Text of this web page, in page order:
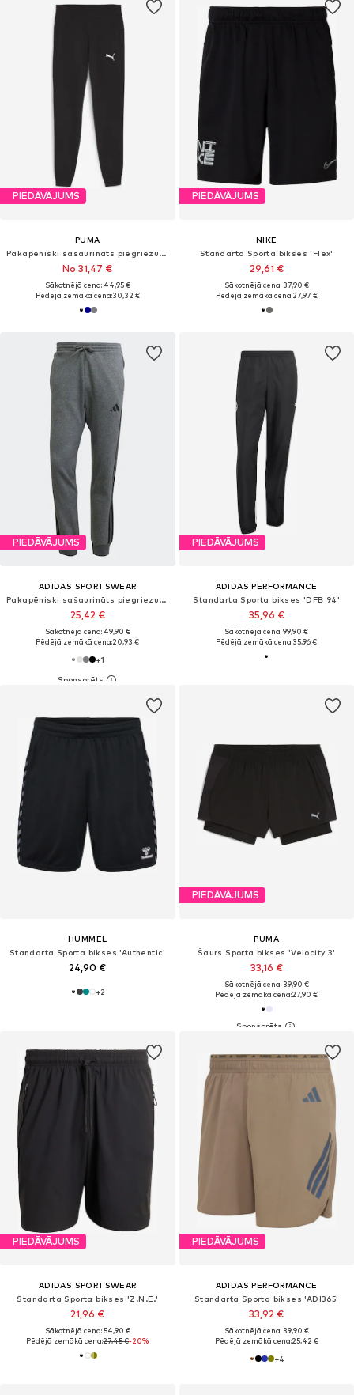
PIEDĀVĀJUMS
PUMA
Pakapēniski sašaurināts piegriezums Sporta bikses 'TeamGoal'
No 31,47 €
Sākotnējā cena: 44,95 €
Pēdējā zemākā cena:30,32 €
PIEDĀVĀJUMS
NIKE
Standarta Sporta bikses 'Flex'
29,61 €
Sākotnējā cena: 37,90 €
Pēdējā zemākā cena:27,97 €
PIEDĀVĀJUMS
ADIDAS SPORTSWEAR
Pakapēniski sašaurināts piegriezums Sporta bikses 'Essentials'
25,42 €
Sākotnējā cena: 49,90 €
Pēdējā zemākā cena:20,93 €
+1
PIEDĀVĀJUMS
ADIDAS PERFORMANCE
Standarta Sporta bikses 'DFB 94'
35,96 €
Sākotnējā cena: 99,90 €
Pēdējā zemākā cena:35,96 €
HUMMEL
Standarta Sporta bikses 'Authentic'
24,90 €
+2
PIEDĀVĀJUMS
PUMA
Šaurs Sporta bikses 'Velocity 3'
33,16 €
Sākotnējā cena: 39,90 €
Pēdējā zemākā cena:27,90 €
PIEDĀVĀJUMS
ADIDAS SPORTSWEAR
Standarta Sporta bikses 'Z.N.E.'
21,96 €
Sākotnējā cena: 54,90 €
Pēdējā zemākā cena:27,45 €-20%
PIEDĀVĀJUMS
ADIDAS PERFORMANCE
Standarta Sporta bikses 'ADI365'
33,92 €
Sākotnējā cena: 39,90 €
Pēdējā zemākā cena:25,42 €
+4